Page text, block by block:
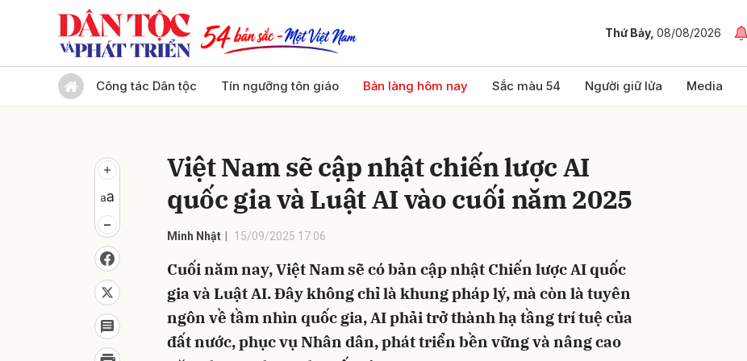
Thứ Bảy, 08/08/2026
Công tác Dân tộc Tín ngưỡng tôn giáo Bản làng hôm nay Sắc màu 54 Người giữ lửa Media
Việt Nam sẽ cập nhật chiến lược AI
quốc gia và Luật AI vào cuối năm 2025
Minh Nhật 15/09/2025 17:06
Cuối năm nay, Việt Nam sẽ có bản cập nhật Chiến lược AI quốc
gia và Luật AI. Đây không chỉ là khung pháp lý, mà còn là tuyên
ngôn về tầm nhìn quốc gia, AI phải trở thành hạ tầng trí tuệ của
đất nước, phục vụ Nhân dân, phát triển bền vững và nâng cao
Gửi bình luận